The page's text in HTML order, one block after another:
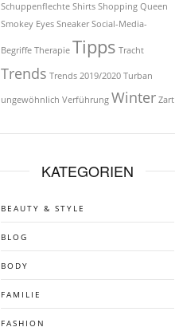
Schuppenflechte Shirts Shopping Queen
Smokey Eyes Sneaker Social-Media-
Begriffe Therapie Tipps Tracht
Trends Trends 2019/2020 Turban
ungewöhnlich Verführung Winter Zart
KATEGORIEN
BEAUTY & STYLE
BLOG
BODY
FAMILIE
FASHION